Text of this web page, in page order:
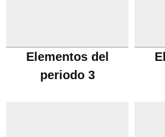
Elementos del
periodo 3